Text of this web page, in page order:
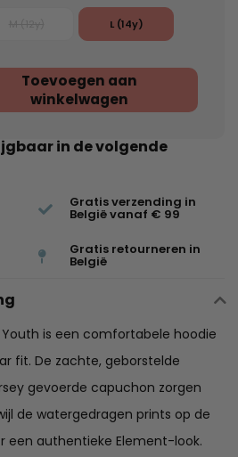
L (14y)
Toevoegen aan
winkelwagen
in de volgende
Gratis verzending in
België vanaf € 99
Gratis retourneren in
België
is een comfortabele hoodie
fit. De zachte, geborstelde
gevoerde capuchon zorgen
de watergedragen prints op de
een authentieke Element-look.